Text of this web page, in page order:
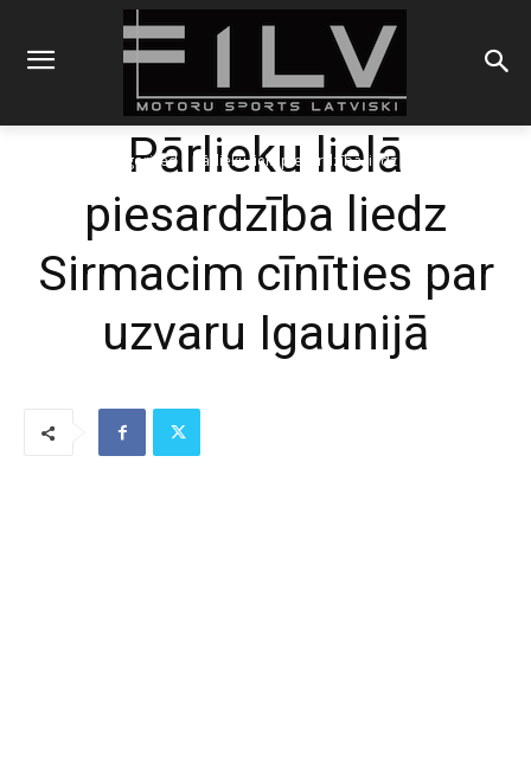
Uncategorized
Pārlieku lielā piesardzība liedz Sirmacim cīnīties
Pārlieku lielā
piesardzība liedz
Sirmacim cīnīties par
uzvaru Igaunijā